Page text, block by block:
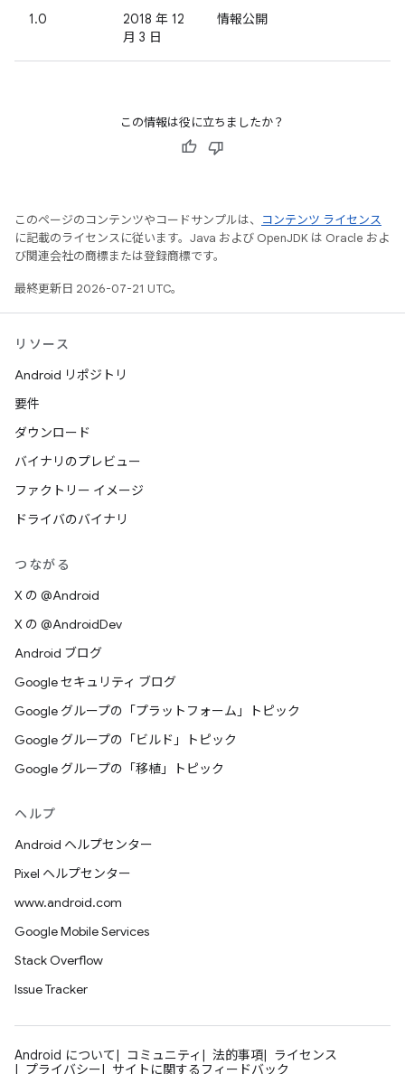
1.0
2018 年 12
月 3 日
情報公開
この情報は役に立ちましたか？
このページのコンテンツやコードサンプルは、
コンテンツ ライセンス
に記載のライセンスに従います。Java および OpenJDK は Oracle およ
び関連会社の商標または登録商標です。
最終更新日 2026-07-21 UTC。
リソース
Android リポジトリ
要件
ダウンロード
バイナリのプレビュー
ファクトリー イメージ
ドライバのバイナリ
つながる
X の @Android
X の @AndroidDev
Android ブログ
Google セキュリティ ブログ
Google グループの「プラットフォーム」トピック
Google グループの「ビルド」トピック
Google グループの「移植」トピック
ヘルプ
Android ヘルプセンター
Pixel ヘルプセンター
www.android.com
Google Mobile Services
Stack Overflow
Issue Tracker
Android について コミュニティ 法的事項
ライセンス
プライバシー
サイトに関するフィードバック